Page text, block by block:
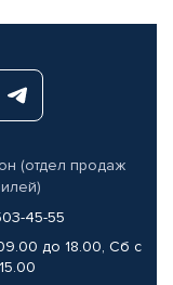
(отдел продаж
45-55
до 18.00, Сб с